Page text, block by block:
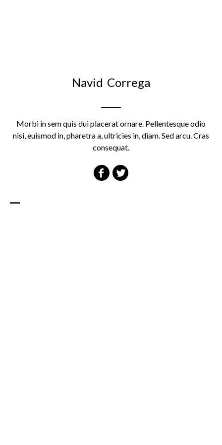
Navid Correga
Morbi in sem quis dui placerat ornare. Pellentesque odio
nisi, euismod in, pharetra a, ultricies in, diam. Sed arcu. Cras
consequat.